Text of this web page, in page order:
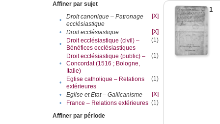
Affiner par sujet
•
Droit canonique – Patronage
ecclésiastique
[X]
• Droit ecclésiastique
[X]
•
Droit ecclésiastique (civil) –
Bénéfices ecclésiastiques
(1)
•
Droit ecclésiastique (public) –
Concordat (1516 ; Bologne,
Italie)
(1)
•
Eglise catholique – Relations
extérieures
(1)
• Eglise et Etat – Gallicanisme
[X]
•
France – Relations extérieures (1)
Affiner par période
1